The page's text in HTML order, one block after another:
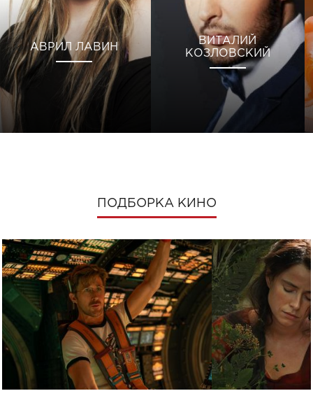
АВРИЛ ЛАВИН
ВИТАЛИЙ
КОЗЛОВСКИЙ
ПОДБОРКА КИНО